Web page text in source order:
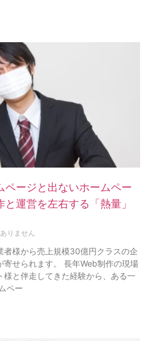
ページと出ないホームペー
運営を左右する「熱量」
りません
者様から売上規模30億円クラスの企
せられます。 長年Web制作の現場
と伴走してきた経験から、ある一
ペー